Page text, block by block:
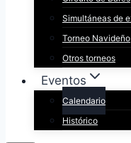
Simultáneas de
Torneo Navideño
Otros torneos
Eventos
Calendario
Histórico